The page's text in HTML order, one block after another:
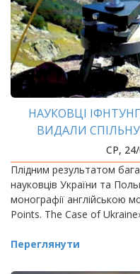
НАУКОВЦІ
ВИДАЛИ
СР,
Плідним результатом
науковців України та
монографії англійською
Points. The Case of
Переглянути